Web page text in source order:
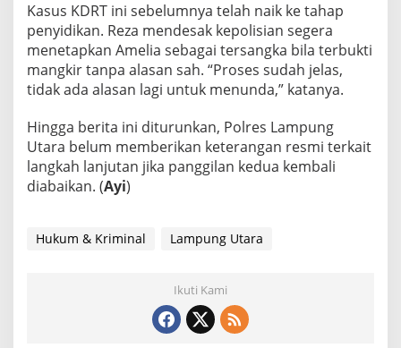
Kasus KDRT ini sebelumnya telah naik ke tahap
penyidikan. Reza mendesak kepolisian segera
menetapkan Amelia sebagai tersangka bila terbukti
mangkir tanpa alasan sah. “Proses sudah jelas,
tidak ada alasan lagi untuk menunda,” katanya.
Hingga berita ini diturunkan, Polres Lampung
Utara belum memberikan keterangan resmi terkait
langkah lanjutan jika panggilan kedua kembali
diabaikan. (Ayi)
Hukum & Kriminal Lampung Utara
Ikuti Kami